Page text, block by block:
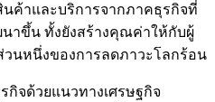
ค้าและบริการจากภาคธุรกิจที่
าขึ้น ทั้งยังสร้างคุณค่าให้กับผู้
วนหนึ่งของการลดภาวะโลกร้อน
กิจด้วยแนวทางเศรษฐกิจ